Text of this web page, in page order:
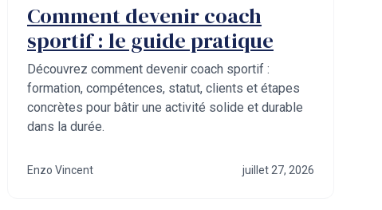
Comment devenir coach
sportif : le guide pratique
Découvrez comment devenir coach sportif :
formation, compétences, statut, clients et étapes
concrètes pour bâtir une activité solide et durable
dans la durée.
Enzo Vincent juillet 27, 2026